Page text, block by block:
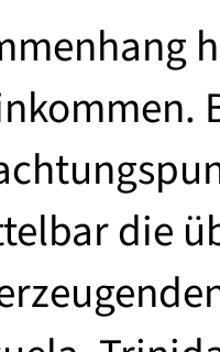
die